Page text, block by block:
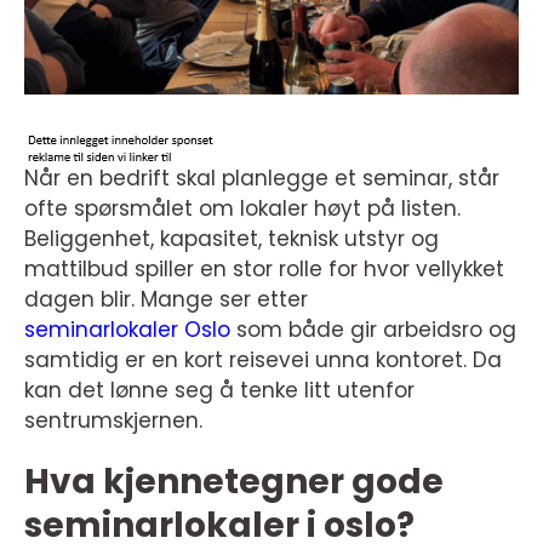
Når en bedrift skal planlegge et seminar, står
ofte spørsmålet om lokaler høyt på listen.
Beliggenhet, kapasitet, teknisk utstyr og
mattilbud spiller en stor rolle for hvor vellykket
dagen blir. Mange ser etter
seminarlokaler Oslo som både gir arbeidsro og
samtidig er en kort reisevei unna kontoret. Da
kan det lønne seg å tenke litt utenfor
sentrumskjernen.
Hva kjennetegner gode
seminarlokaler i oslo?